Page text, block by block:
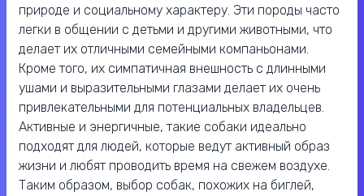
природе и социальному характеру. Эти породы часто
легки в общении с детьми и другими животными, что
делает их отличными семейными компаньонами.
Кроме того, их симпатичная внешность с длинными
ушами и выразительными глазами делает их очень
привлекательными для потенциальных владельцев.
Активные и энергичные, такие собаки идеально
подходят для людей, которые ведут активный образ
жизни и любят проводить время на свежем воздухе.
Таким образом, выбор собак, похожих на биглей,